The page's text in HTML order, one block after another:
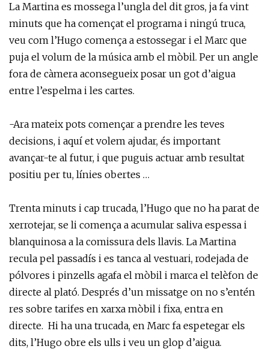
La Martina es mossega l’ungla del dit gros, ja fa vint
minuts que ha començat el programa i ningú truca,
veu com l’Hugo comença a estossegar i el Marc que
puja el volum de la música amb el mòbil. Per un angle
fora de càmera aconsegueix posar un got d’aigua
entre l’espelma i les cartes.
-Ara mateix pots començar a prendre les teves
decisions, i aquí et volem ajudar, és important
avançar-te al futur, i que puguis actuar amb resultat
positiu per tu, línies obertes …
Trenta minuts i cap trucada, l’Hugo que no ha parat de
xerrotejar, se li comença a acumular saliva espessa i
blanquinosa a la comissura dels llavis. La Martina
recula pel passadís i es tanca al vestuari, rodejada de
pólvores i pinzells agafa el mòbil i marca el telèfon de
directe al plató. Després d’un missatge on no s’entén
res sobre tarifes en xarxa mòbil i fixa, entra en
directe. Hi ha una trucada, en Marc fa espetegar els
dits, l’Hugo obre els ulls i veu un glop d’aigua.